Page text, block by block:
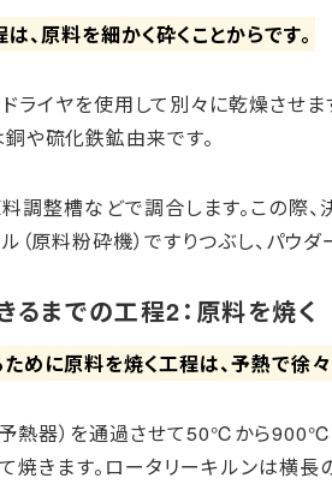
、原料を細かく砕くことからです。
ライヤを使用して別々に乾燥させま
や硫化鉄鉱由来です。
調整槽などで調合します。この際
（原料粉砕機）ですりつぶし、パウダ
るまでの工程2：原料を焼く
めに原料を焼く工程は、予熱で徐
熱器）を通過させて50℃から900℃
きます。ロータリーキルンは横長